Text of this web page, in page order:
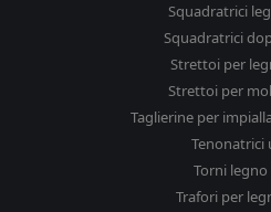
Squadratrici
Squadratrici
Strettoi per
Strettoi per
Taglierine per
Tenonatrici
Torni
Trafori per